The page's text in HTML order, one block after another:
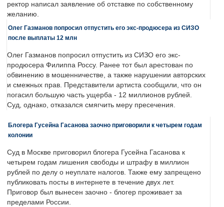
ректор написал заявление об отставке по собственному
желанию.
Олег Газманов попросил отпустить его экс-продюсера из СИЗО
после выплаты 12 млн
Олег Газманов попросил отпустить из СИЗО его экс-
продюсера Филиппа Россу. Ранее тот был арестован по
обвинению в мошенничестве, а также нарушении авторских
и смежных прав. Представители артиста сообщили, что он
погасил большую часть ущерба - 12 миллионов рублей.
Суд, однако, отказался смягчить меру пресечения.
Блогера Гусейна Гасанова заочно приговорили к четырем годам
колонии
Суд в Москве приговорил блогера Гусейна Гасанова к
четырем годам лишения свободы и штрафу в миллион
рублей по делу о неуплате налогов. Также ему запрещено
публиковать посты в интернете в течение двух лет.
Приговор был вынесен заочно - блогер проживает за
пределами России.